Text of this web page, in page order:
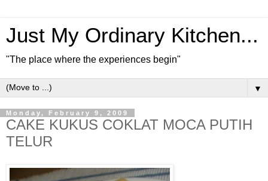
Just My Ordinary Kitchen...
"The place where the experiences begin"
▼
Monday, February 9, 2009
CAKE KUKUS COKLAT MOCA PUTIH
TELUR